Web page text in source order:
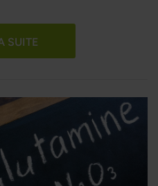
production d'énergie
de transport des
contre les
SUITE